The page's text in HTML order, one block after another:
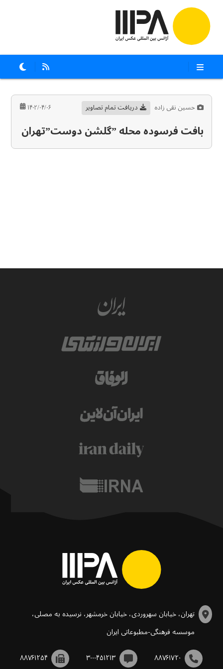
حسین نقی زاده دریافت تمام تصاویر ۱۴۰۲/۰۴/۰۶
بافت فرسوده محله ”گلشن دوست”تهران
تهران، خیابان سهروردی، خیابان خرمشهر، نرسیده به مصلی،
موسسه فرهنگی-مطبوعاتی ایران
۸۸۷۶۱۷۲۰ ۳۰۰۰۴۵۱۲۱۳ ۸۸۷۶۱۲۵۴